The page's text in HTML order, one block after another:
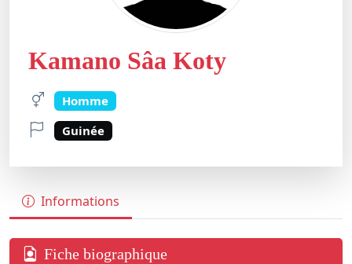
Kamano Sâa Koty
Homme
Guinée
Informations
Fiche biographique